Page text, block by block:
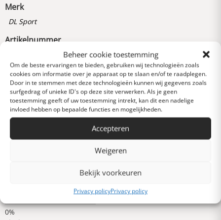
Beheer cookie toestemming
Om de beste ervaringen te bieden, gebruiken wij technologieën zoals
cookies om informatie over je apparaat op te slaan en/of te raadplegen.
Door in te stemmen met deze technologieën kunnen wij gegevens zoals
surfgedrag of unieke ID's op deze site verwerken. Als je geen
toestemming geeft of uw toestemming intrekt, kan dit een nadelige
invloed hebben op bepaalde functies en mogelijkheden.
Accepteren
Weigeren
Bekijk voorkeuren
Privacy policyPrivacy policy
Merk
DL Sport
Artikelnummer
Reviews
0 van 5 sterren (op
basis van 0 reviews)
Uitstekend